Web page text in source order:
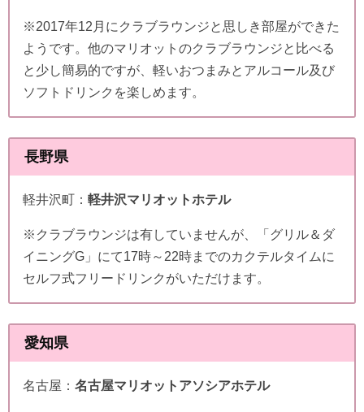
※2017年12月にクラブラウンジと思しき部屋ができた
ようです。他のマリオットのクラブラウンジと比べる
と少し簡易的ですが、軽いおつまみとアルコール及び
ソフトドリンクを楽しめます。
長野県
軽井沢町： 軽井沢マリオットホテル
※クラブラウンジは有していませんが、「グリル＆ダ
イニングG」にて17時～22時までのカクテルタイムに
セルフ式フリードリンクがいただけます。
愛知県
名古屋： 名古屋マリオットアソシアホテル